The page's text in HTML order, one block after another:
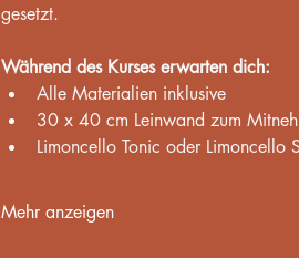
gesetzt.
Während des Kurses erwarten dich:
Alle Materialien inklusive
30 x 40 cm Leinwand zum
Limoncello Tonic oder Limoncello
Mehr anzeigen